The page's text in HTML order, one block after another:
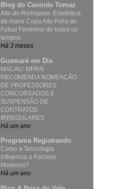
Blog do Caninde Tomaz
Alto do Rodrigues: Estatística
da maior Copa Alto Folia de
Futsal Feminino de todos os
tempos
Há 3 meses
Guamaré em Dia
MACAU: MPRN
RECOMENDA NOMEAÇÃO
DE PROFESSORES
CONCURSADOS E
SUSPENSÃO DE
CONTRATOS
IRREGULARES
Há um ano
Programa Registrando
Como a Tecnologia
Influencia o Folclore
Moderno?
Há um ano